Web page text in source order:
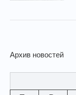
Архив новостей